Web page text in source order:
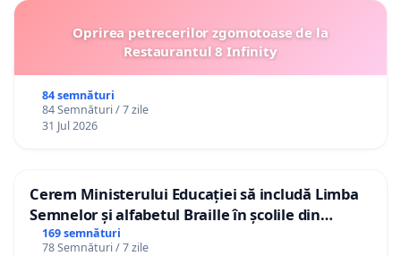
Oprirea petrecerilor zgomotoase de la
Restaurantul 8 Infinity
84 semnături
84 Semnături / 7 zile
31 Jul 2026
Cerem Ministerului Educației să includă Limba
Semnelor și alfabetul Braille în școlile din
Republica Moldova!
169 semnături
78 Semnături / 7 zile